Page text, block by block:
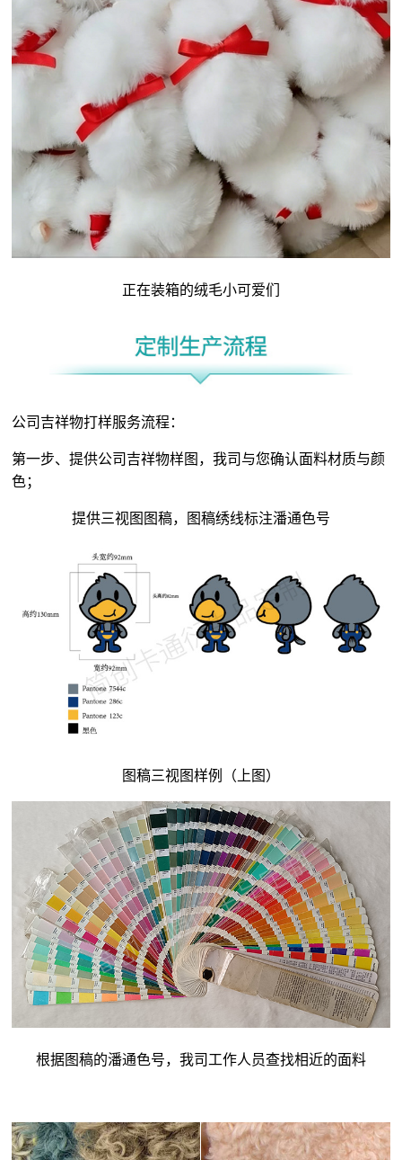
正在装箱的绒毛小可爱们
公司吉祥物打样服务流程：
第一步、提供公司吉祥物样图，我司与您确认面料材质与颜
色；
提供三视图图稿，图稿绣线标注潘通色号
图稿三视图样例（上图）
根据图稿的潘通色号，我司工作人员查找相近的面料